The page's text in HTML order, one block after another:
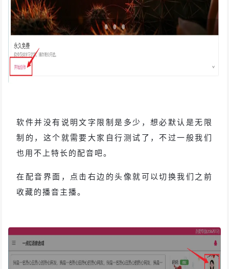
软件并没有说明文字限制是多少，想必默认是无限
制的，这个就需要大家自行测试了，不过一般我们
也用不上特长的配音吧。
在配音界面，点击右边的头像就可以切换我们之前
收藏的播音主播。